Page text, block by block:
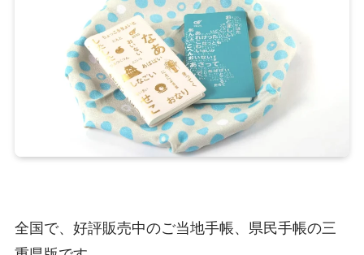
全国で、好評販売中のご当地手帳、県民手帳の三